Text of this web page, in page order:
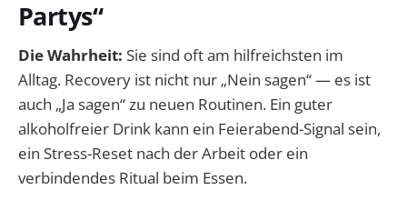
Partys“
Die Wahrheit: Sie sind oft am hilfreichsten im
Alltag. Recovery ist nicht nur „Nein sagen“ — es ist
auch „Ja sagen“ zu neuen Routinen. Ein guter
alkoholfreier Drink kann ein Feierabend-Signal sein,
ein Stress-Reset nach der Arbeit oder ein
verbindendes Ritual beim Essen.